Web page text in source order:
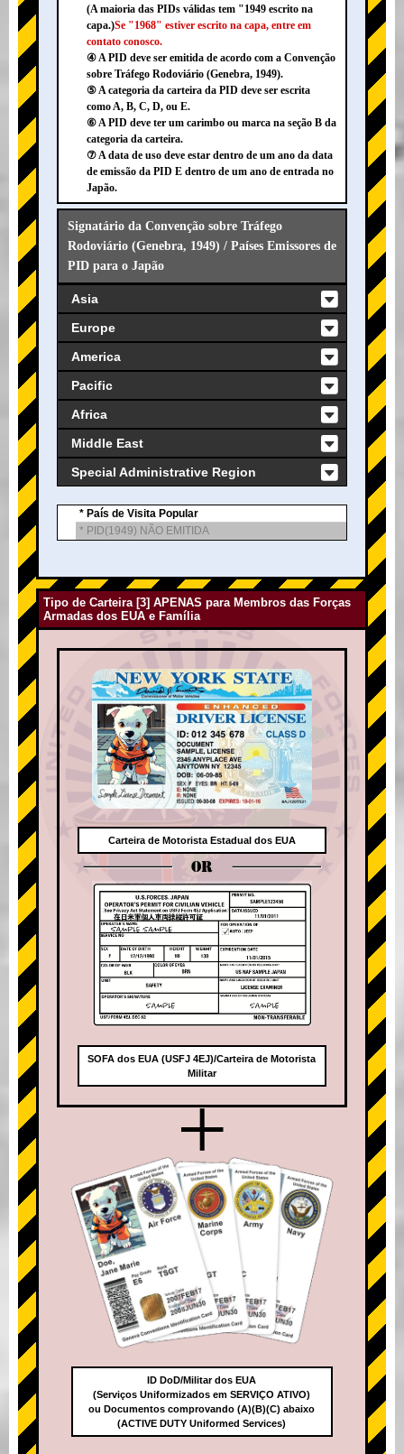
(A maioria das PIDs válidas tem "1949 escrito na
capa.)Se "1968" estiver escrito na capa, entre em
contato conosco.
④ A PID deve ser emitida de acordo com a Convenção
sobre Tráfego Rodoviário (Genebra, 1949).
⑤ A categoria da carteira da PID deve ser escrita
como A, B, C, D, ou E.
⑥ A PID deve ter um carimbo ou marca na seção B da
categoria da carteira.
⑦ A data de uso deve estar dentro de um ano da data
de emissão da PID E dentro de um ano de entrada no
Japão.
Signatário da Convenção sobre Tráfego
Rodoviário (Genebra, 1949) / Países Emissores de
PID para o Japão
Asia
Europe
America
Pacific
Africa
Middle East
Special Administrative Region
* País de Visita Popular
* PID(1949) NÃO EMITIDA
Tipo de Carteira [3] APENAS para Membros das Forças
Armadas dos EUA e Família
Carteira de Motorista Estadual dos EUA
OR
SOFA dos EUA (USFJ 4EJ)/Carteira de Motorista
Militar
+
ID DoD/Militar dos EUA
(Serviços Uniformizados em SERVIÇO ATIVO)
ou Documentos comprovando (A)(B)(C) abaixo
(ACTIVE DUTY Uniformed Services)